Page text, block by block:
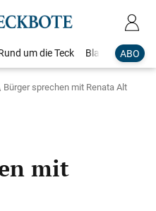
ABO
um die Teck Blaulicht
Bürger sprechen mit Renata Alt
mit